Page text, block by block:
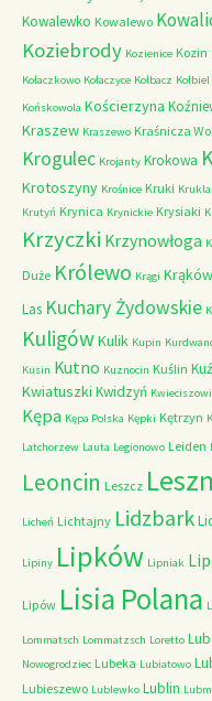
Kowalewko Kowalewo
Koziebrody Kozienice Kozin
Kołaczkowo Kołaczyce Kołbacz Kołbiel
Końskowola Kościerzyna
Kraszew Kraszewo Kraśnicza
Krogulec Krojanty Krokowa
Krotoszyny Krośnice Kruki
Krutyń Krynica Krynickie Krysiaki
Krzyczki Krzynowłoga
Duże Królewo Krągi Krąków
Las Kuchary Żydowskie
KuligówKulik Kupin
Kusin Kutno Kuznocin Kuślin
Kwiatuszki Kwidzyń
Kępa Kępa Polska Kępki Kętrzyn
Latchorzew Lauta Legionowo Leiden
Leoncin Leszcz
Licheń Lichtajny Lidzbark
Lipiny Lipków Lipniak
Lipów Lisia Polana
Lommatsch Lommatzsch Loretto
Nowogrodziec Lubeka Lubiatowo
Lubieszewo Lublewko Lublin